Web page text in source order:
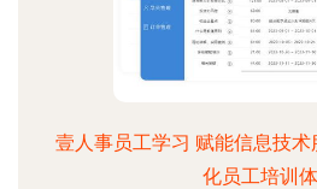
壹人事员工学习 赋能信息技
化员工培训